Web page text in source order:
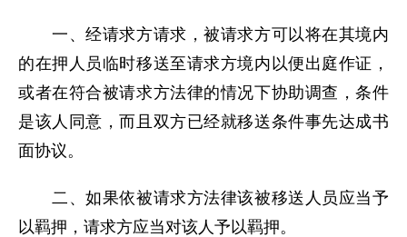
一、经请求方请求，被请求方可以将在其境内
的在押人员临时移送至请求方境内以便出庭作证，
或者在符合被请求方法律的情况下协助调查，条件
是该人同意，而且双方已经就移送条件事先达成书
面协议。
二、如果依被请求方法律该被移送人员应当予
以羁押，请求方应当对该人予以羁押。